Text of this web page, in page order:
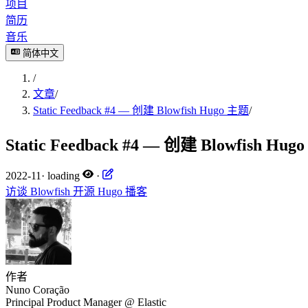
项目
简历
音乐
简体中文
/
文章/
Static Feedback #4 — 创建 Blowfish Hugo 主题/
Static Feedback #4 — 创建 Blowfish
2022-11· loading
·
访谈 Blowfish 开源 Hugo 播客
作者
Nuno Coração
Principal Product Manager @ Elastic